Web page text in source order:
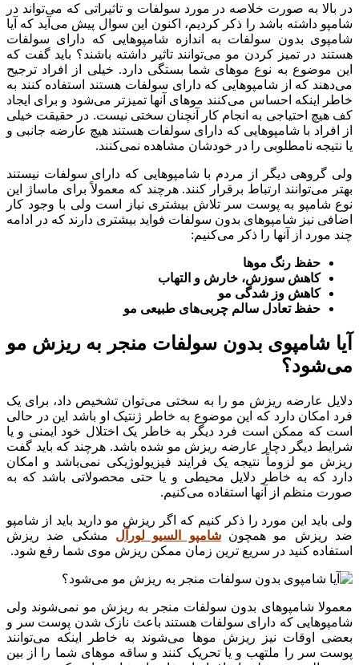
در بالا به صورت خلاصه در مورد سولفات و تاثیراتی که می‌تواند در
شامپو داشته باشد را ذکر کردیم، اکنون این سوال پیش می‌آید که آیا
شامپوی بدون سولفات به اندازه شامپوهایی که دارای سولفات
هستند در تمیز کردن مو می‌توانند تاثیر داشته باشند؟ باید گفت که
این موضوع به نوع موهای شما بستگی دارد. خیلی از افراد ترجیح
می‌دهند که از شامپوهایی که دارای سولفات هستند استفاده کنند به
خاطر اینکه احساس می‌کنند موهای آنها تمیزتر می‌شود و برای ایجاد
کف هیچ احتیاجی به انجام کار آنچنان سختی نیست. در حقیقت خیلی
از افراد با شامپوهایی که دارای سولفات هستند هیچ عارضه جانبی و
یا نتیجه نامطلوبی را در خودشان مشاهده نمی‌کنند.
ولی گروهی دیگر از مردم با شامپوهایی که دارای سولفات نیستند
بهتر می‌توانند ارتباط برقرار کنند. هرچند که معمولاً برای ماساژ این
نوع شامپو به پوست سر تلاش بیشتری نیاز است ولی با وجود کار
اضافی نیز شامپوهای بدون سولفات فواید بیشتری دارند که در ادامه
چند مورد از آنها را ذکر می‌کنیم:
حفظ رنگ موها
کاهش سوزش، خارش و التهاب
کاهش وز شدگی مو
حفظ تعادل سالم چربی‌های طبیعی مو
آیا شامپوی بدون سولفات منجر به ریزش مو
می‌شود؟
دلایل عارضه ریزش مو را به سختی می‌توان تشخیص داد، برای یک
فرد امکان دارد که این موضوع به خاطر ژنتیک او باشد این در حالی
است که ممکن است فرد دیگر به خاطر یک اختلال خود ایمنی و یا
شرایط دیگر دچار عارضه ریزش مو شده باشد. هرچند که باید گفت
ریزش مو لزوماً نتیجه یک فرایند فیزیولوژیکی نمی‌باشد و امکان
دارد که به خاطر دلایل محیطی و یا حتی محصولاتی باشد که به
صورت منظم از آنها استفاده می‌کنیم.
ولی باید این مورد را ذکر کنیم که اگر ریزش مو دارید باید از شامپو
ضد ریزش مو همچونشامپو السیو لورآل مشکی ضد ریزش
استفاده کنید در سریع ترین زمان ممکن ریزش موی شما رفع شود.
معمولا شامپوهای بدون سولفات منجر به ریزش مو نمی‌شوند ولی
شامپوهایی که دارای سولفات هستند باعث نازک شدن پوست سر و
بعضی اوقات نیز ریزش موها می‌شوند به خاطر اینکه می‌توانند
پوست سر را ملتهب و یا تحریک کنند و ساقه موهای شما را از بین